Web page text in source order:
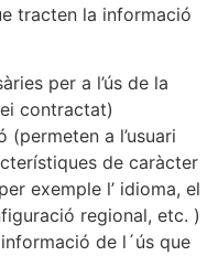
tracten la informació
per a l’ús de la
contractat)
a l’usuari
de caràcter
exemple l’ idioma, el
regional, etc. )
de l´ús que